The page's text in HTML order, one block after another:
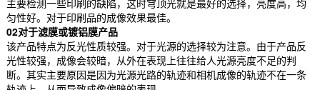
匀性好。对于印刷品的成像效果最佳。
02对于滤膜或镀铝膜产品
该产品特点为反光性质较强。对于光源的选择较为注意。由于产品反
光性较强，成像会较暗，从外在表现上往往给人光源亮度不足的判
断。其实主要原因是因为光源光路的轨迹和相机成像的轨迹不在一条